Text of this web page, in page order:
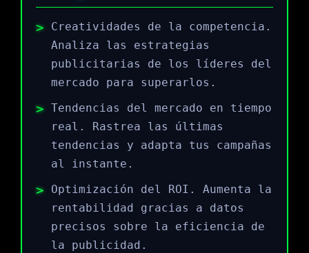
Creatividades de la competencia.
Analiza las estrategias
publicitarias de los líderes del
mercado para superarlos.
Tendencias del mercado en tiempo
real. Rastrea las últimas
tendencias y adapta tus campañas
al instante.
Optimización del ROI. Aumenta la
rentabilidad gracias a datos
precisos sobre la eficiencia de
la publicidad.